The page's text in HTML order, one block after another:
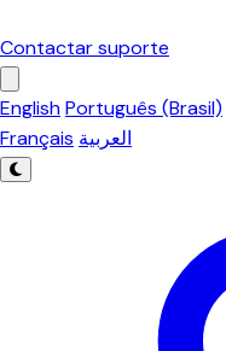
Contactar suporte
EnglishPortuguês (Brasil)
Français العربية